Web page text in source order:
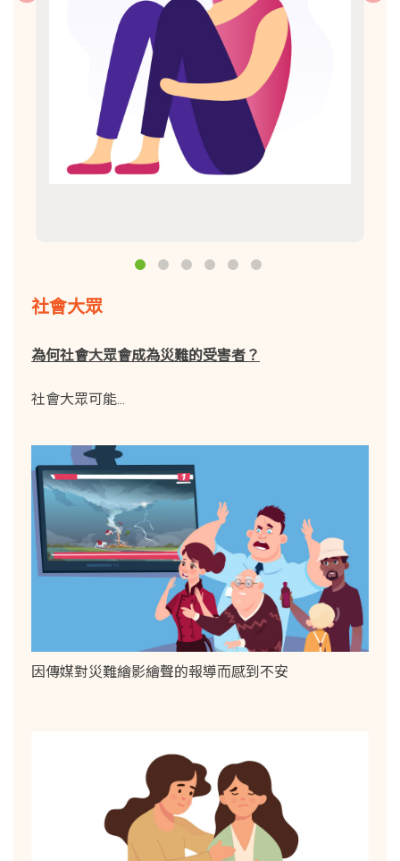
社會大眾
為何社會大眾會成為災難的受害者？
社會大眾可能...
因傳媒對災難繪影繪聲的報導而感到不安